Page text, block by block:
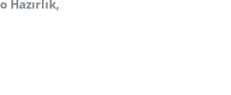
Hazırlık,